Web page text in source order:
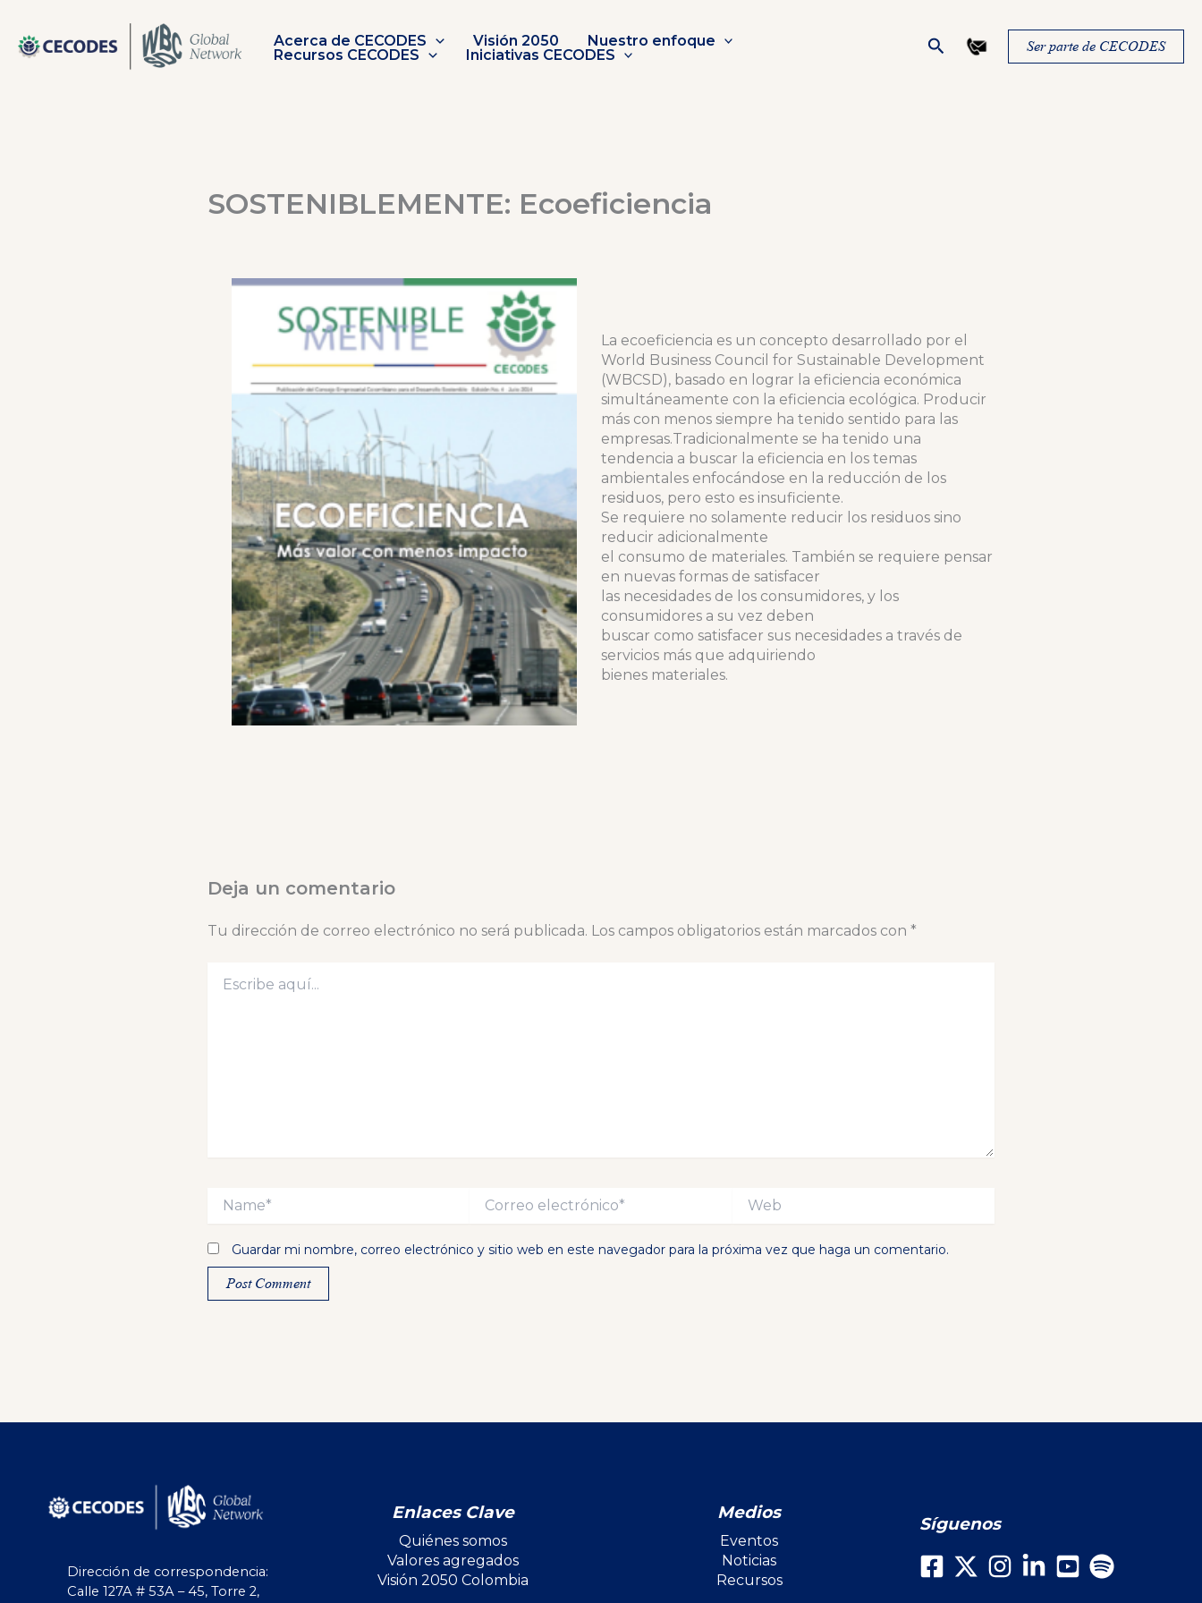
contenido
Acerca de CECODES Visión 2050
Nuestro enfoque
Recursos CECODES
Iniciativas CECODES Buscar Ser parte de CECODES
SOSTENIBLEMENTE: Ecoeficiencia
La ecoeficiencia es un concepto desarrollado por el
World Business Council for Sustainable Development
(WBCSD), basado en lograr la eficiencia económica
simultáneamente con la eficiencia ecológica. Producir
más con menos siempre ha tenido sentido para las
empresas.Tradicionalmente se ha tenido una
tendencia a buscar la eficiencia en los temas
ambientales enfocándose en la reducción de los
residuos, pero esto es insuficiente.
Se requiere no solamente reducir los residuos sino
reducir adicionalmente
el consumo de materiales. También se requiere pensar
en nuevas formas de satisfacer
las necesidades de los consumidores, y los
consumidores a su vez deben
buscar como satisfacer sus necesidades a través de
servicios más que adquiriendo
bienes materiales.
Deja un comentario
Tu dirección de correo electrónico no será publicada. Los campos obligatorios están marcados con *
aquí...
Name*
Correo
electrónico*
Web
Guardar mi nombre, correo electrónico y sitio web en este navegador para la próxima vez que haga un comentario.
Dirección de correspondencia:
Calle 127A # 53A – 45, Torre 2,
Enlaces Clave
Quiénes somos
Valores agregados
Visión 2050 Colombia
Medios
Eventos
Noticias
Recursos
Síguenos